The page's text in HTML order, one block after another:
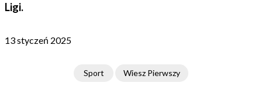
Ligi.
13 styczeń 2025
Sport Wiesz Pierwszy